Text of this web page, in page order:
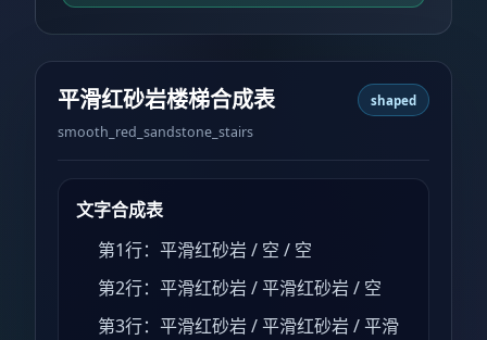
平滑红砂岩楼梯合成表
smooth_red_sandstone_stairs
shaped
文字合成表
第1行：平滑红砂岩 / 空 / 空
第2行：平滑红砂岩 / 平滑红砂岩 / 空
第3行：平滑红砂岩 / 平滑红砂岩 / 平滑